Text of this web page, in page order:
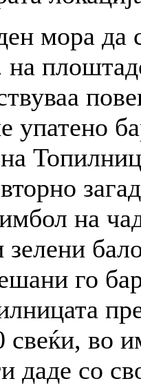
мора да
на
упатено
на
го
свеќи, во
даде со